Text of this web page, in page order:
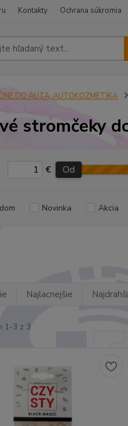
Kontakty Ochrana súkromia
DO AUTA, AUTOKOZMETIKA
stromčeky
€ Od
Novinka Akcia
Najlacnejšie
1-3 z 3